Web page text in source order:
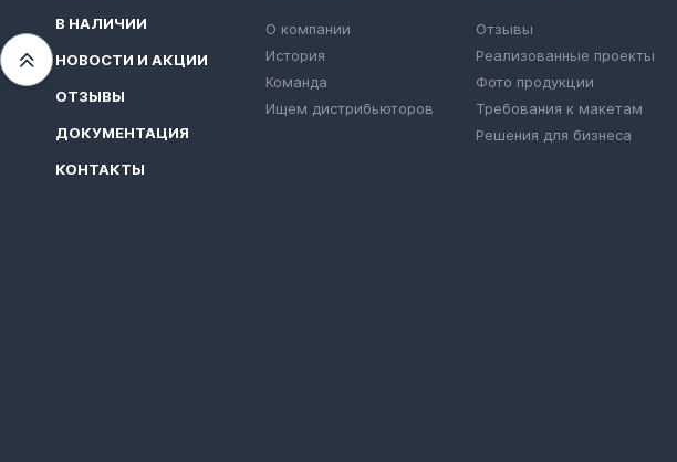
Переместиться вверх
В НАЛИЧИИ
НОВОСТИ И АКЦИИ
ОТЗЫВЫ
ДОКУМЕНТАЦИЯ
КОНТАКТЫ
О компании
История
Команда
Ищем дистрибьюторов
Отзывы
Реализованные проекты
Фото продукции
Требования к макетам
Решения для бизнеса